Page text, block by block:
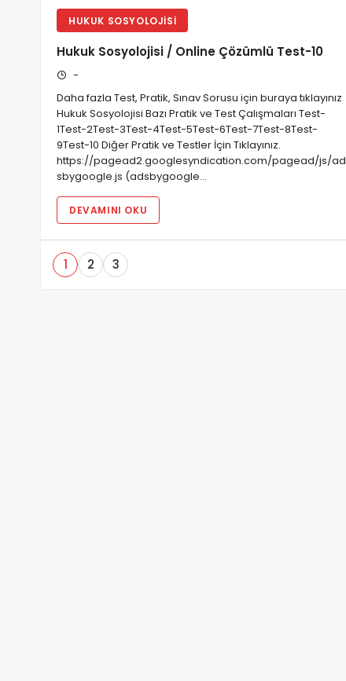
HUKUK SOSYOLOJISI
Hukuk Sosyolojisi / Online Çözümlü Test-10
-
Daha fazla Test, Pratik, Sınav Sorusu için buraya tıklayınız
Hukuk Sosyolojisi Bazı Pratik ve Test Çalışmaları Test-
1Test-2Test-3Test-4Test-5Test-6Test-7Test-8Test-
9Test-10 Diğer Pratik ve Testler İçin Tıklayınız.
https://pagead2.googlesyndication.com/pagead/js/ad
sbygoogle.js (adsbygoogle…
DEVAMINI OKU
1 2 3